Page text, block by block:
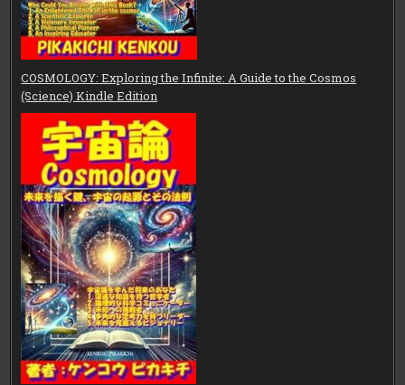
COSMOLOGY: Exploring the Infinite: A Guide to the Cosmos
(Science) Kindle Edition